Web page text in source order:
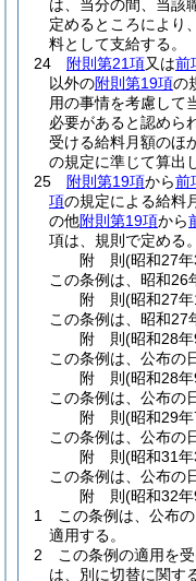
は、当分の間、当該
定めるところにより、
料として支給する。
24
附則第21項又は前
以外の附則第19項の
用の事情を考慮して
必要があると認めら
受ける給料月額のほ
の規定に準じて算出
25
附則第19項から前
項の規定による給料
の他附則第19項から
項は、規則で定める。
附 則(昭和27
この条例は、昭和26
附 則(昭和27
この条例は、昭和27
附 則(昭和28
この条例は、公布の
附 則(昭和28
この条例は、公布の
附 則(昭和29
この条例は、公布の
附 則(昭和31
この条例は、公布の
附 則(昭和32
1
この条例は、公布
適用する。
2
この条例の適用を
は、別に切替に関す